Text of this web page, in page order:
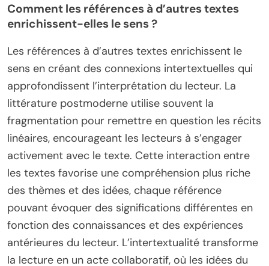
Comment les références à d’autres textes
enrichissent-elles le sens ?
Les références à d’autres textes enrichissent le
sens en créant des connexions intertextuelles qui
approfondissent l’interprétation du lecteur. La
littérature postmoderne utilise souvent la
fragmentation pour remettre en question les récits
linéaires, encourageant les lecteurs à s’engager
activement avec le texte. Cette interaction entre
les textes favorise une compréhension plus riche
des thèmes et des idées, chaque référence
pouvant évoquer des significations différentes en
fonction des connaissances et des expériences
antérieures du lecteur. L’intertextualité transforme
la lecture en un acte collaboratif, où les idées du